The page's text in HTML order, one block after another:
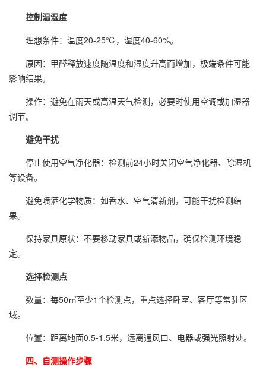
控制温湿度
理想条件：温度20-25℃，湿度40-60%。
原因：甲醛释放速度随温度和湿度升高而增加，极端条件可能
影响结果。
操作：避免在雨天或高温天气检测，必要时使用空调或加湿器
调节。
避免干扰
停止使用空气净化器：检测前24小时关闭空气净化器、除湿机
等设备。
避免喷洒化学物质：如香水、空气清新剂，可能干扰检测结
果。
保持家具原状：不要移动家具或新添物品，确保检测环境稳
定。
选择检测点
数量：每50㎡至少1个检测点，重点选择卧室、客厅等常驻区
域。
位置：距离地面0.5-1.5米，远离通风口、电器或强光照射处。
四、自测操作步骤